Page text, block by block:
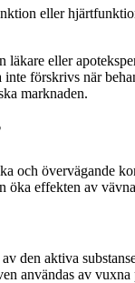
eller
läkare eller
inte förskrivs när
marknaden.
och övervägande
öka effekten av
den aktiva
användas av